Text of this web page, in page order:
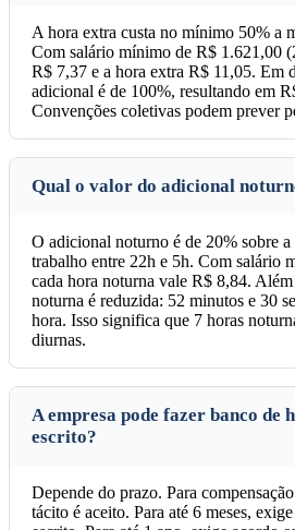
A hora extra custa no mínimo 50% a
Com salário mínimo de R$ 1.621,00
R$ 7,37 e a hora extra R$ 11,05. Em
adicional é de 100%, resultando em
Convenções coletivas podem prever
Qual o valor do adicional
O adicional noturno é de 20% sobre a
trabalho entre 22h e 5h. Com salário
cada hora noturna vale R$ 8,84.
noturna é reduzida: 52 minutos e 30
hora. Isso significa que 7 horas
diurnas.
A empresa pode fazer banco de
escrito?
Depende do prazo. Para
tácito é aceito. Para até 6 meses,